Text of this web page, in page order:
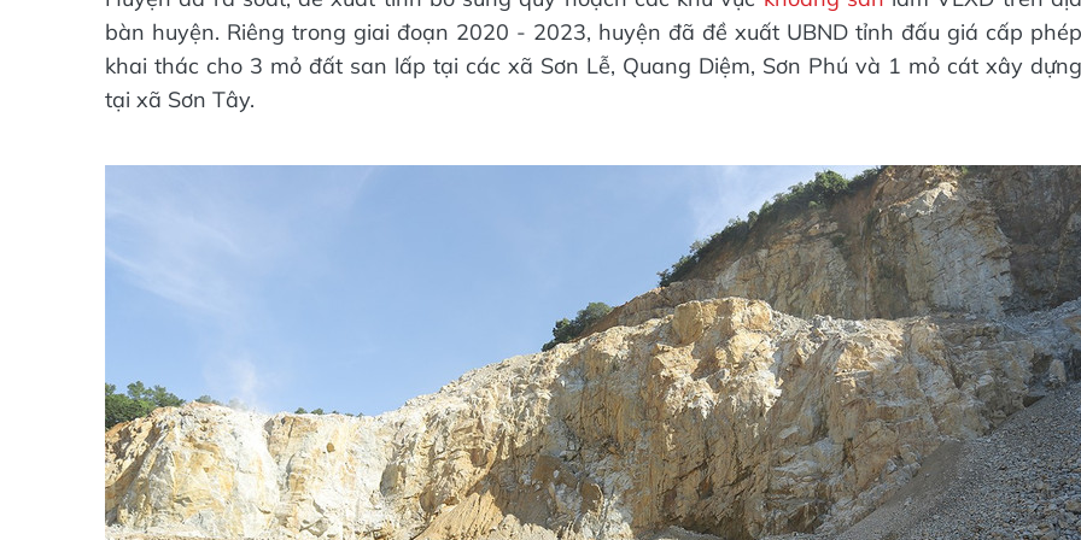
bàn huyện. Riêng trong giai đoạn 2020 - 2023, huyện đã đề xuất UBND tỉnh đấu giá cấp phép
khai thác cho 3 mỏ đất san lấp tại các xã Sơn Lễ, Quang Diệm, Sơn Phú và 1 mỏ cát xây dựng
tại xã Sơn Tây.